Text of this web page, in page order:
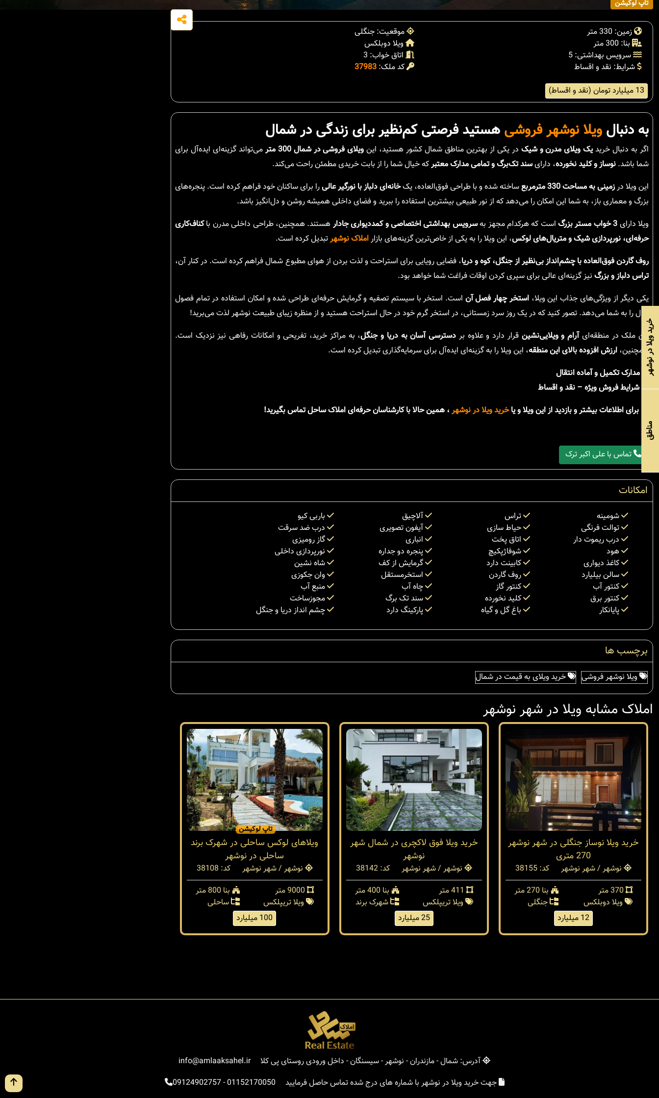
تاپ لوکیشن
زمین: 330 متر
موقعیت: جنگلی
بنا: 300 متر
ویلا دوبلکس
سرویس بهداشتی: 5
اتاق خواب: 3
شرایط: نقد و اقساط
کد ملک: 37983
13 میلیارد تومان (نقد و اقساط)
به دنبال ویلا نوشهر فروشی هستید فرصتی کم‌نظیر برای زندگی در شمال
اگر به دنبال خریدیک ویلای مدرن و شیک در یکی از بهترین مناطق شمال کشور هستید، این ویلای فروشی در شمال 300 متر
می‌تواند گزینه‌ای ایده‌آل برای
شما باشد. نوساز و کلید نخورده، دارایسند تک‌برگ و تمامی مدارک معتبرکه خیال شما را از بابت خریدی مطمئن راحت می‌کند.
این ویلا درزمینی به مساحت 330 مترمربع ساخته شده و با طراحی فوق‌العاده، یکخانه‌ای دلباز با نورگیر عالیرا برای ساکنان خود فراهم کرده است. پنجره‌های
بزرگ و معماری باز، به شما این امکان را می‌دهد که از نور طبیعی بیشترین استفاده را ببرید و فضای داخلی همیشه روشن و دل‌انگیز باشد.
ویلا دارای 3 خواب مستر بزرگ است که هرکدام مجهز بهسرویس بهداشتی اختصاصی و کمددیواری جادار هستند. همچنین، طراحی داخلی مدرن باکناف‌کاری
حرفه‌ای، نورپردازی شیک و متریال‌های لوکس، این ویلا را به یکی از خاص‌ترین گزینه‌های بازاراملاک نوشهرتبدیل کرده است.
روف گاردن فوق‌العاده با چشم‌انداز بی‌نظیر از جنگل، کوه و دریا، فضایی رویایی برای استراحت و لذت بردن از هوای مطبوع شمال فراهم کرده است. در کنار آن،
تراس دلباز و بزرگ نیز گزینه‌ای عالی برای سپری کردن اوقات فراغت شما خواهد بود.
یکی دیگر از ویژگی‌های جذاب این ویلا،استخر چهار فصل آن است. استخر با سیستم تصفیه و گرمایش حرفه‌ای طراحی شده و امکان استفاده در تمام فصول
سال را به شما می‌دهد. تصور کنید که در یک روز سرد زمستانی، در استخر گرم خود در حال استراحت هستید و از منظره زیبای طبیعت نوشهر لذت می‌برید!
این ملک در منطقه‌ایآرام و ویلایی‌نشین قرار دارد و علاوه بر دسترسی آسان به دریا و جنگل، به مراکز خرید، تفریحی و امکانات رفاهی نیز نزدیک است.
همچنین، ارزش افزوده بالای این منطقه، این ویلا را به گزینه‌ای ایده‌آل برای سرمایه‌گذاری تبدیل کرده است.
✅ مدارک تکمیل و آماده انتقال
💰شرایط فروش ویژه – نقد و اقساط
برای اطلاعات بیشتر و بازدید از این ویلا و یاخرید ویلا در نوشهر ، همین حالا با کارشناسان حرفه‌ای املاک ساحل تماس بگیرید!
تماس با علی اکبر ترک
امکانات
شومینه تراس آلاچیق
باربی کیو
توالت فرنگی
حیاط سازی آیفون تصویری
درب ضد سرقت
درب ریموت دار
اتاق پخت انباری
گاز رومیزی
هود
شوفاژپکیچ پنجره دو جداره
نورپردازی داخلی
کاغذ دیواری
کابینت دارد گرمایش از کف
شاه نشین
سالن بیلیارد
روف گاردن استخرمستقل
وان جکوزی
کنتور آب
کنتور گاز چاه آب
منبع آب
کنتور برق
کلید نخورده سند تک برگ
مجوزساخت
پایانکار
باغ گل و گیاه پارکینگ دارد چشم انداز دریا و جنگل
برچسب ها
ویلا نوشهر فروشی خرید ویلای به قیمت در شمال
املاک مشابه ویلا در شهر نوشهر
خرید ویلا نوساز جنگلی در شهر نوشهر
270 متری
نوشهر / شهر نوشهر
کد: 38155
بنا 270 متر
ویلا دوبلکس
جنگلی
12 میلیارد
خرید ویلا فوق لاکچری در شمال شهر
نوشهر
نوشهر / شهر نوشهر
کد: 38142
بنا 400 متر
ویلا تریپلکس
شهرک برند
25 میلیارد
تاپ لوکیشن
ویلاهای لوکس ساحلی در شهرک برند
ساحلی در نوشهر
نوشهر / شهر نوشهر
کد: 38108
بنا 800 متر
ویلا تریپلکس
ساحلی
100 میلیارد
آدرس: شمال - مازندران - نوشهر - سیسنگان - داخل ورودی روستای پی کلا
info@amlaaksahel.ir
جهت خرید ویلا در نوشهر با شماره های درج شده تماس حاصل فرمایید
01152170050
-
09124902757
خرید ویلا در نوشهر
مناطق